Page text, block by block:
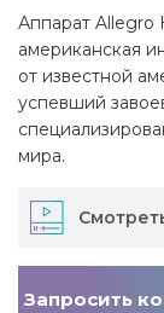
Аппарат Allegro
американская
от известной
успевший
мира.
Запросить